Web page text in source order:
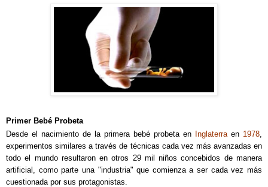
Primer Bebé Probeta
Desde el nacimiento de la primera bebé probeta en
Inglaterra en 1978
experimentos similares a través de técnicas cada vez más avanzadas en
todo el mundo resultaron en otros 29 mil niños concebidos de manera
artificial, como parte una "industria" que comienza a ser cada vez más
cuestionada por sus protagonistas.